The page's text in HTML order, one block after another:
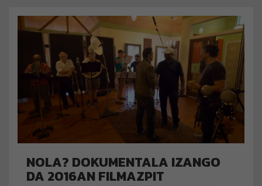
NOLA? DOKUMENTALA IZANGO
DA 2016AN FILMAZPIT